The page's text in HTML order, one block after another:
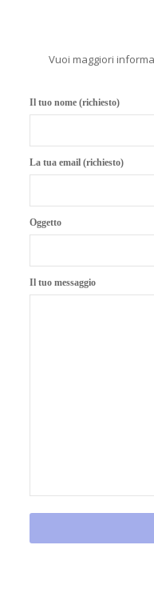
Vuoi maggiori
Il tuo nome (richiesto)
La tua email (richiesto)
Oggetto
Il tuo messaggio